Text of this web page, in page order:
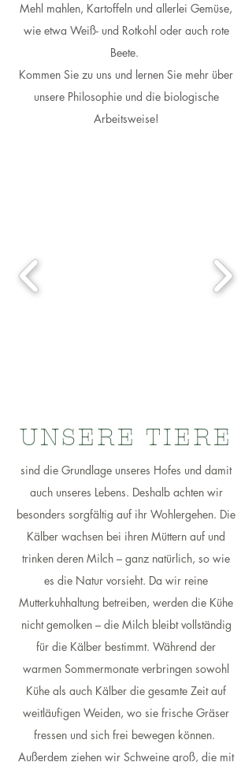
Mehl mahlen, Kartoffeln und allerlei Gemüse,
wie etwa Weiß- und Rotkohl oder auch rote
Beete.
Kommen Sie zu uns und lernen Sie mehr über
unsere Philosophie und die biologische
Arbeitsweise!
UNSERE TIERE
sind die Grundlage unseres Hofes und damit
auch unseres Lebens. Deshalb achten wir
besonders sorgfältig auf ihr Wohlergehen. Die
Kälber wachsen bei ihren Müttern auf und
trinken deren Milch – ganz natürlich, so wie
es die Natur vorsieht. Da wir reine
Mutterkuhhaltung betreiben, werden die Kühe
nicht gemolken – die Milch bleibt vollständig
für die Kälber bestimmt. Während der
warmen Sommermonate verbringen sowohl
Kühe als auch Kälber die gesamte Zeit auf
weitläufigen Weiden, wo sie frische Gräser
fressen und sich frei bewegen können.
Außerdem ziehen wir Schweine groß, die mit